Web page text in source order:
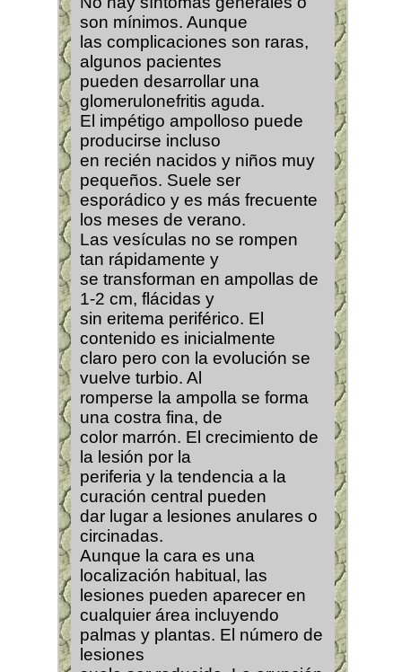
son mínimos. Aunque
las complicaciones son raras,
algunos pacientes
pueden desarrollar una
glomerulonefritis aguda.
El impétigo ampolloso puede
producirse incluso
en recién nacidos y niños muy
pequeños. Suele ser
esporádico y es más frecuente
los meses de verano.
Las vesículas no se rompen
tan rápidamente y
se transforman en ampollas de
1-2 cm, flácidas y
sin eritema periférico. El
contenido es inicialmente
claro pero con la evolución se
vuelve turbio. Al
romperse la ampolla se forma
una costra fina, de
color marrón. El crecimiento de
la lesión por la
periferia y la tendencia a la
curación central pueden
dar lugar a lesiones anulares o
circinadas.
Aunque la cara es una
localización habitual, las
lesiones pueden aparecer en
cualquier área incluyendo
palmas y plantas. El número de
lesiones